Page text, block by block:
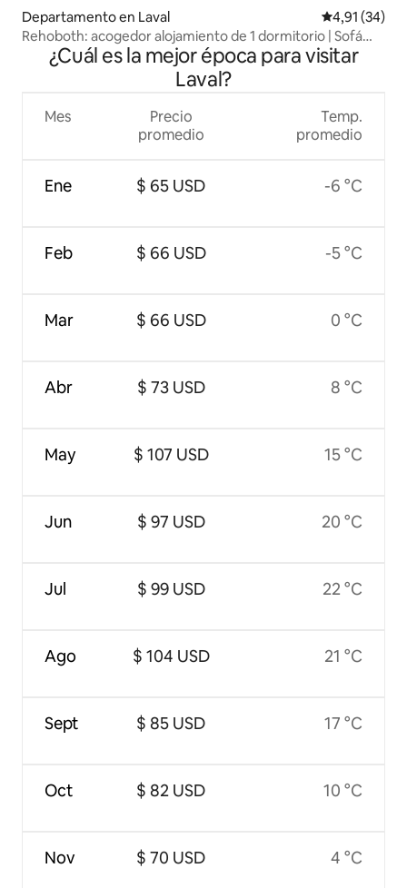
Departamento en Laval Calificación
4,91 (34)
Rehoboth: acogedor alojamiento de 1 dormitorio | Sofá
cama | Cerca de YUL
¿Cuál es la mejor época para visitar
Laval?
Mes
Ene
Feb
Mar
Abr
May
Jun
Jul
Ago
Sept
Oct
Nov
Precio
promedio
$ 65 USD
$ 66 USD
$ 66 USD
$ 73 USD
$ 107 USD
$ 97 USD
$ 99 USD
$ 104 USD
$ 85 USD
$ 82 USD
$ 70 USD
Temp.
promedio
-6 °C
-5 °C
0 °C
8 °C
15 °C
20 °C
22 °C
21 °C
17 °C
10 °C
4 °C